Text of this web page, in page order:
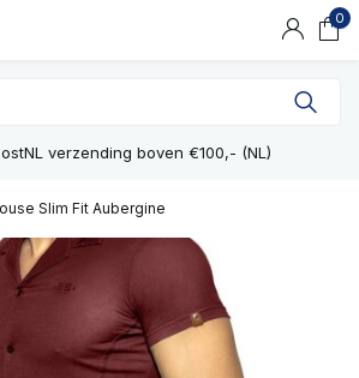
0
verzending boven €100,- (NL)
Slim Fit Aubergine